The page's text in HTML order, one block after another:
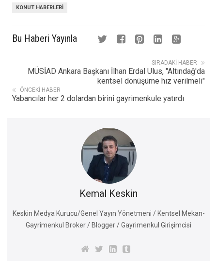
KONUT HABERLERI
Bu Haberi Yayınla
SIRADAKI HABER
MÜSİAD Ankara Başkanı İlhan Erdal Ulus, "Altındağ'da
kentsel dönüşüme hız verilmeli"
ÖNCEKI HABER
Yabancılar her 2 dolardan birini gayrimenkule yatırdı
Kemal Keskin
Keskin Medya Kurucu/Genel Yayın Yönetmeni / Kentsel Mekan-
Gayrimenkul Broker / Blogger / Gayrimenkul Girişimcisi